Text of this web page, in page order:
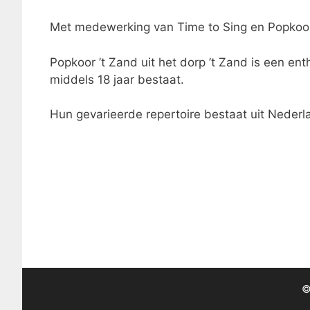
Met medewerking van Time to Sing en
Popkoor ’t Zand uit het dorp ’t Zand is een
middels 18 jaar bestaat.
Hun gevarieerde repertoire bestaat uit